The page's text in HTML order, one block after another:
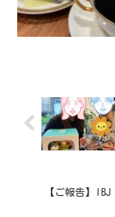
【ご報告】IBJ